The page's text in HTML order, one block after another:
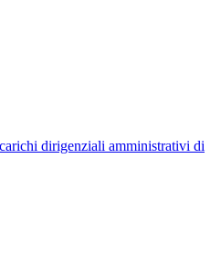
dirigenziali amministrativi di